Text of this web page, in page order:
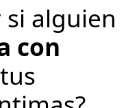
si alguien
con
tus